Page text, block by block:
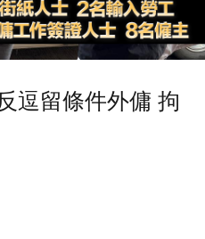
逗留條件外傭 拘